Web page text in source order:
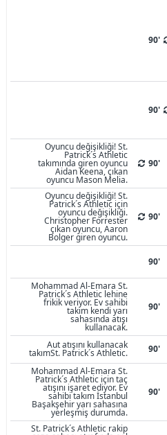
90'
90'
Oyuncu değişikliği! St.
Patrick´s Athletic
takımında giren oyuncu
Aidan Keena, çıkan
oyuncu Mason Melia.
90'
Oyuncu değişikliği! St.
Patrick´s Athletic için
oyuncu değişikliği.
Christopher Forrester
çıkan oyuncu, Aaron
Bolger giren oyuncu.
90'
90'
Mohammad Al-Emara St.
Patrick´s Athletic lehine
frikik veriyor. Ev sahibi
takım kendi yarı
sahasında atışı
kullanacak.
90'
Aut atışını kullanacak
takımSt. Patrick´s Athletic.
90'
Mohammad Al-Emara St.
Patrick´s Athletic için taç
atışını işaret ediyor. Ev
sahibi takım İstanbul
Başakşehir yarı sahasına
yerleşmiş durumda.
90'
St. Patrick´s Athletic rakip